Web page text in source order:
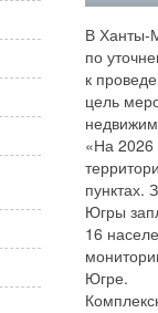
В Ханты-
по
к
цель
«На 2026
пунктах.
Югры
16
Югре.